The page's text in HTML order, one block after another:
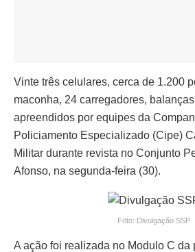
Vinte três celulares, cerca de 1.200
maconha, 24 carregadores,
apreendidos por equipes da
Policiamento Especializado (Cipe)
Militar durante revista no Conjunto
Afonso, na segunda-feira (30).
Foto: Divulgação SSP
A ação foi realizada no Modulo C da